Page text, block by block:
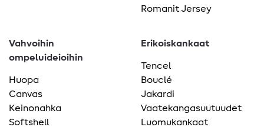
Romanit Jersey
Vahvoihin
ompeluideioihin
Huopa
Canvas
Keinonahka
Softshell
Erikoiskankaat
Tencel
Bouclé
Jakardi
Vaatekangasuutuudet
Luomukankaat